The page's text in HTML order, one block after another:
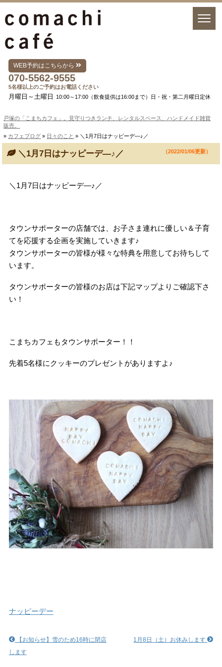
WEB予約はこちらから
070-5562-9555
5名様以上のご予約はお電話ください
月曜日～土曜日 10:00～17:00（飲食提供は16:00まで）日・祝・第二月曜日定休
戸塚の「こまちカフェ」。見守りつきランチ、レンタルスペース、ハンドメイド雑貨
販売。
» カフェブログ » 日々のこと » ＼1月7日はナッピーデ―♪／
＼1月7日はナッピーデ―♪／ （2022/01/06更新）
＼1月7日はナッピーデ―♪／
タウンサポーターの店舗では、お子さま連れに優しい＆子育
てを応援する企画を実施していきます♪
タウンサポーターの皆様が様々な特典を用意してお待ちして
います。
タウンサポーターの皆様のお店は下記マップよりご確認下さ
い！
こまちカフェもタウンサポーター！！
先着5名様にクッキーのプレゼントがありますよ♪
ナッピーデー
1月8日（土）お休みします
【お知らせ】雪のため16時に閉店
します